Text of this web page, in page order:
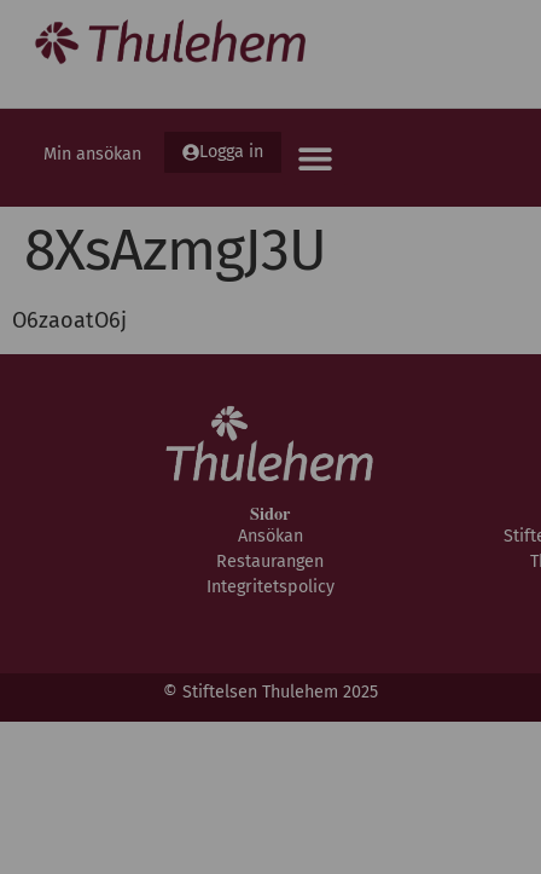
Min ansökan Logga in
8XsAzmgJ3U
O6zaoatO6j
Sidor
Ansökan
Restaurangen
Integritetspolicy
© Stiftelsen Thulehem 2025